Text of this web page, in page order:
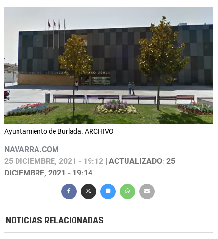
Ayuntamiento de Burlada. ARCHIVO
NAVARRA.COM
25 DICIEMBRE, 2021 - 19:12 | ACTUALIZADO: 25
DICIEMBRE, 2021 - 19:14
NOTICIAS RELACIONADAS